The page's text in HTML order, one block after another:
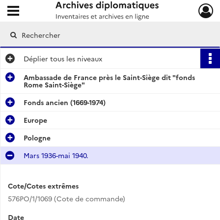
Archives diplomatiques
Ouvrir le menu déroulant
Déplier tous les niveaux
Ambassade de France près le Saint-Siège dit "fonds
Rome Saint-Siège"
Fonds ancien (1669-1974)
Europe
Pologne
Mars 1936-mai 1940.
Cote/Cotes extrêmes
576PO/1/1069 (Cote de commande)
Date